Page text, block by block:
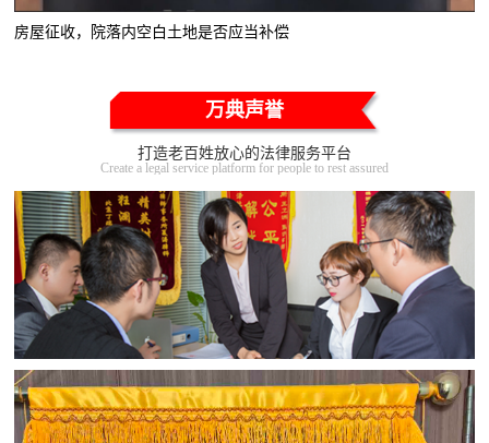
房屋征收，院落内空白土地是否应当补偿
万典声誉
打造老百姓放心的法律服务平台
Create a legal service platform for people to rest assured